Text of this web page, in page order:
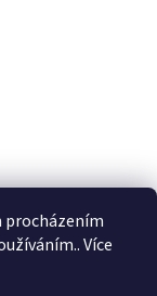
procházením
Více